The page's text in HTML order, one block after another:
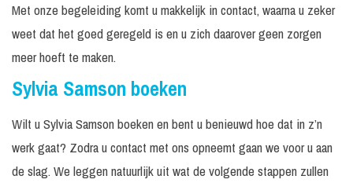
Met onze begeleiding komt u makkelijk in contact, waarna u zeker
weet dat het goed geregeld is en u zich daarover geen zorgen
meer hoeft te maken.
Sylvia Samson boeken
Wilt u Sylvia Samson boeken en bent u benieuwd hoe dat in z’n
werk gaat? Zodra u contact met ons opneemt gaan we voor u aan
de slag. We leggen natuurlijk uit wat de volgende stappen zullen